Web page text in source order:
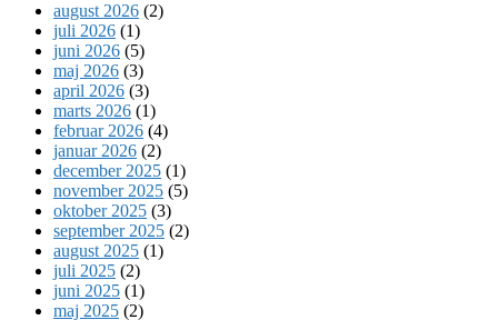
august 2026 (2)
juli 2026 (1)
juni 2026 (5)
maj 2026 (3)
april 2026 (3)
marts 2026 (1)
februar 2026 (4)
januar 2026 (2)
december 2025 (1)
november 2025 (5)
oktober 2025 (3)
september 2025 (2)
august 2025 (1)
juli 2025 (2)
juni 2025 (1)
maj 2025 (2)